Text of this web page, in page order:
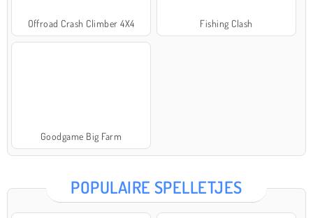
Offroad Crash Climber 4X4 Fishing Clash
Goodgame Big Farm
POPULAIRE SPELLETJES